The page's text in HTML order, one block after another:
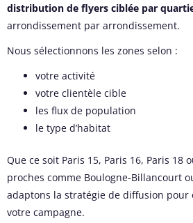
distribution de flyers ciblée par
arrondissement par arrondissement.
Nous sélectionnons les zones selon :
votre activité
votre clientèle cible
les flux de population
le type d’habitat
Que ce soit Paris 15, Paris 16, Paris 18
proches comme Boulogne-Billancourt
adaptons la stratégie de diffusion pour
votre campagne.